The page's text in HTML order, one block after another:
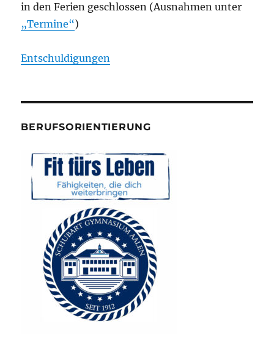
in den Ferien geschlossen (Ausnahmen unter
„Termine“)
Entschuldigungen
BERUFSORIENTIERUNG